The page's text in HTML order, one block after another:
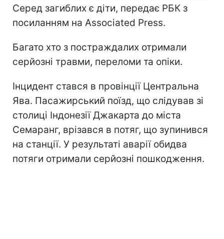
Серед загиблих є діти, передає РБК з
посиланням на Associated Press.
Багато хто з постраждалих отримали
серйозні травми, переломи та опіки.
Інцидент стався в провінції Центральна
Ява. Пасажирський поїзд, що слідував зі
столиці Індонезії Джакарта до міста
Семаранг, врізався в потяг, що зупинився
на станції. У результаті аварії обидва
потяги отримали серйозні пошкодження.